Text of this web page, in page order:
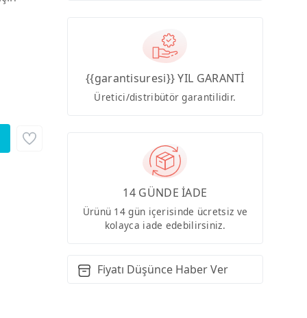
{{garantisuresi}} YIL GARANTİ
Üretici/distribütör garantilidir.
14 GÜNDE İADE
Ürünü 14 gün içerisinde ücretsiz ve
kolayca iade edebilirsiniz.
Fiyatı Düşünce Haber Ver